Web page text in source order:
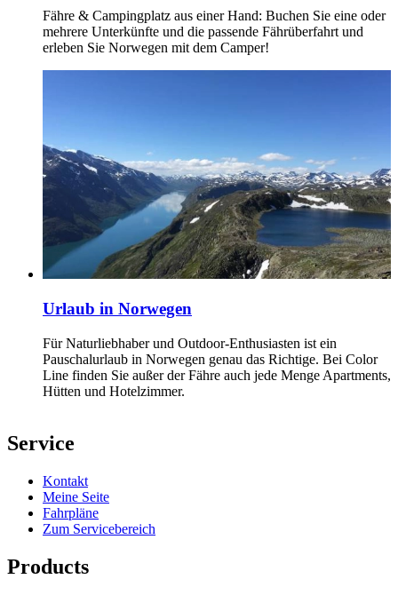
Fähre & Campingplatz aus einer Hand: Buchen Sie eine oder
mehrere Unterkünfte und die passende Fährüberfahrt und
erleben Sie Norwegen mit dem Camper!
Urlaub in Norwegen
Für Naturliebhaber und Outdoor-Enthusiasten ist ein
Pauschalurlaub in Norwegen genau das Richtige. Bei Color
Line finden Sie außer der Fähre auch jede Menge Apartments,
Hütten und Hotelzimmer.
Service
Kontakt
Meine Seite
Fahrpläne
Zum Servicebereich
Products